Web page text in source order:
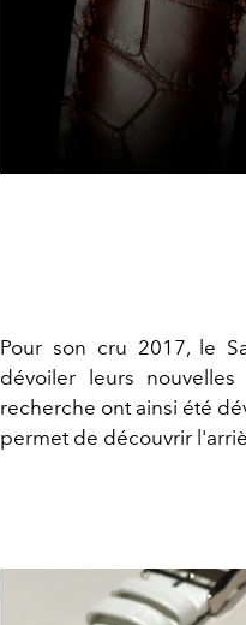
Pour son cru 2017, le
dévoiler leurs
recherche ont ainsi été
permet de découvrir